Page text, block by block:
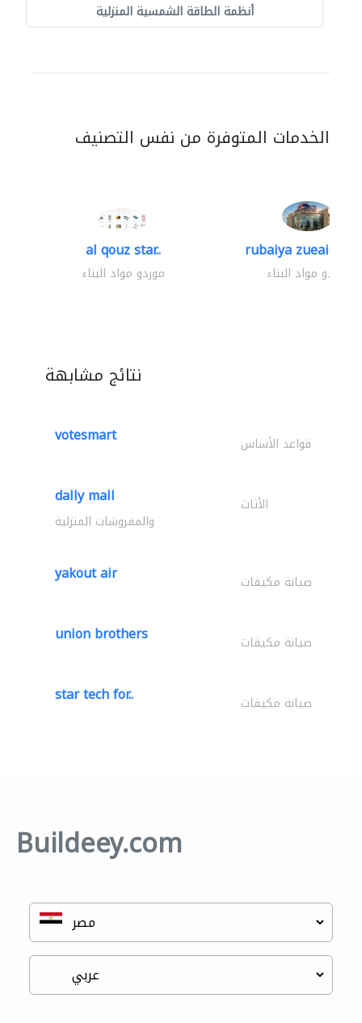
أنظمة الطاقة الشمسية المنزلية
الخدمات المتوفرة من نفس التصنيف
al qouz star..
موردو مواد البناء
rubaiya zueaid
موردو مواد البناء
نتائج مشابهة
votesmart قواعد الأساس
dally mall الأثاث
والمفروشات المنزلية
yakout air صيانة مكيفات
union brothers صيانة مكيفات
star tech for.. صيانة مكيفات
Buildeey.com